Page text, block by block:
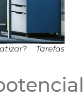
Tarefas